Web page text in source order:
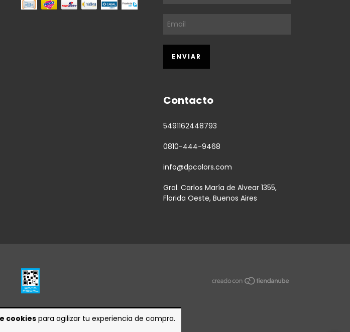
cookiespara agilizar tu experiencia de compra.
Contacto
5491162448793
0810-444-9468
info@dpcolors.com
Gral. Carlos María de Alvear 1355,
Florida Oeste, Buenos Aires